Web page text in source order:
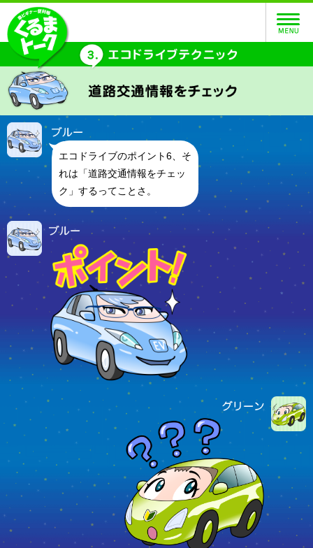
エコドライブのポイント6、そ
れは「道路交通情報をチェッ
ク」するってことさ。